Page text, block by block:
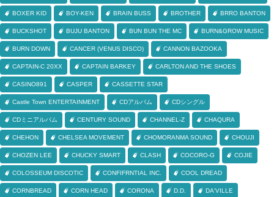
BOXER KID BOY-KEN BRAIN BUSS BROTHER BRRO BANTON
BUCKSHOT BUJU BANTON BUN BUN THE MC BURN&GROW MUSIC
BURN DOWN CANCER (VENUS DISCO) CANNON BAZOOKA
CAPTAIN-C 20XX CAPTAIN BARKEY CARLTON AND THE SHOES
CASINO891 CASPER CASSETTE STAR
Castle Town ENTERTAINMENT CDアルバム CDシングル
CDミニアルバム CENTURY SOUND CHANNEL-Z CHAQURA
CHEHON CHELSEA MOVEMENT CHOMORANMA SOUND CHOUJI
CHOZEN LEE CHUCKY SMART CLASH COCORO-G COJIE
COLOSSEUM DISCOTIC CONFIFRNTIAL INC. COOL DREAD
CORNBREAD CORN HEAD CORONA D.D. DA'VILLE